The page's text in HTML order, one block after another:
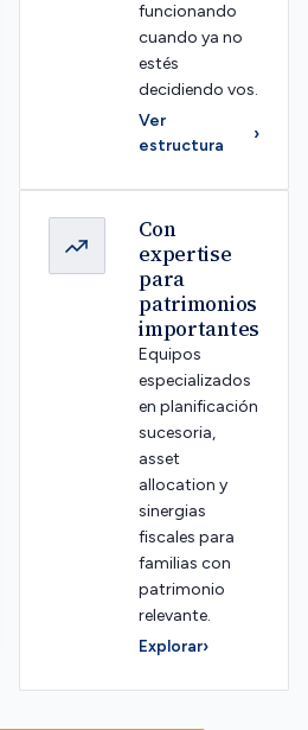
funcionando
cuando ya no
estés
decidiendo vos.
Ver
estructura
›
Con
expertise
para
patrimonios
importantes
Equipos
especializados
en planificación
sucesoria,
asset
allocation y
sinergias
fiscales para
familias con
patrimonio
relevante.
Explorar›